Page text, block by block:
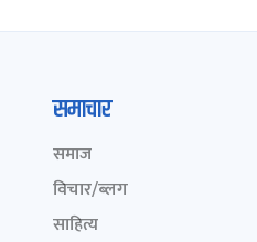
समाचार
समाज
विचार/ब्लग
साहित्य